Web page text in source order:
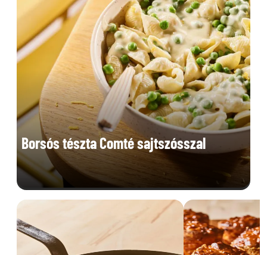
Borsós tészta Comté sajtszósszal